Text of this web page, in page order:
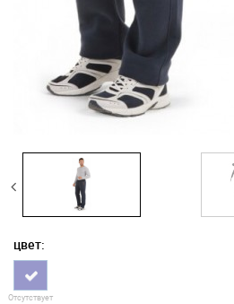
цвет:
Отсутствует